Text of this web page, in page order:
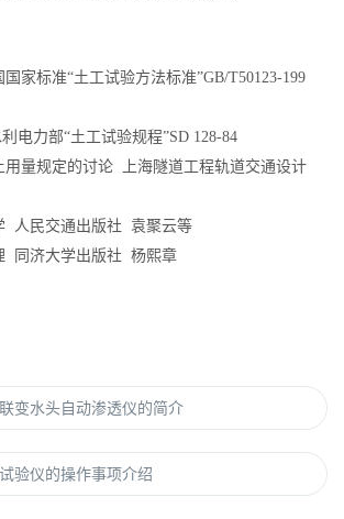
家标准“土工试验方法标准”GB/T50123-199
电力部“土工试验规程”SD 128-84
用量规定的讨论 上海隧道工程轨道交通设计
人民交通出版社 袁聚云等
同济大学出版社 杨熙章
变水头自动渗透仪的简介
验仪的操作事项介绍